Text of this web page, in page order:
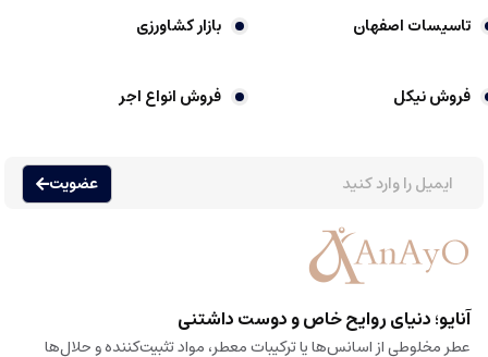
تاسیسات اصفهان بازار کشاورزی
فروش نیکل فروش انواع اجر
عضویت
آنایو؛ دنیای روایح خاص و دوست داشتنی
عطر مخلوطی از اسانس‌ها یا ترکیبات معطر، مواد تثبیت‌کننده و حلال‌ها